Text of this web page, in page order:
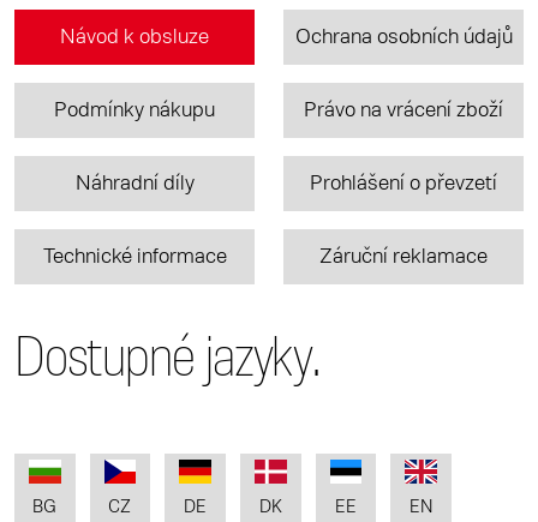
Návod k obsluze Ochrana osobních údajů
Podmínky nákupu Právo na vrácení zboží
Náhradní díly Prohlášení o převzetí
Technické informace Záruční reklamace
Dostupné jazyky.
BG CZ DE DK EE EN